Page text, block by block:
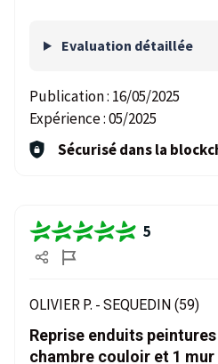
Evaluation détaillée
Publication : 16/05/2025
Expérience :05/2025
Sécurisé dans la
5
OLIVIER P. - SEQUEDIN (59)
Reprise enduits
chambre couloir et 1